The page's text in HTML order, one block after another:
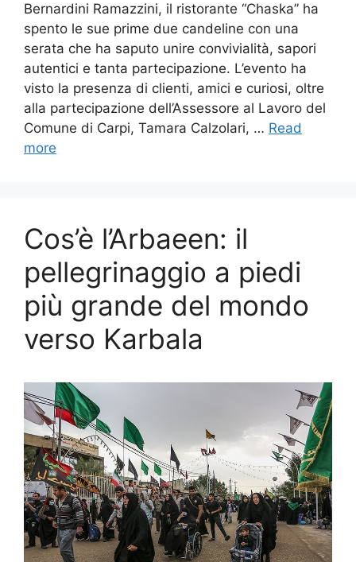
Bernardini Ramazzini, il ristorante “Chaska” ha
spento le sue prime due candeline con una
serata che ha saputo unire convivialità, sapori
autentici e tanta partecipazione. L’evento ha
visto la presenza di clienti, amici e curiosi, oltre
alla partecipazione dell’Assessore al Lavoro del
Comune di Carpi, Tamara Calzolari, … Read
more
Cos’è l’Arbaeen: il
pellegrinaggio a piedi
più grande del mondo
verso Karbala